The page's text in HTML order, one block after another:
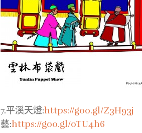
7.平溪天燈:https://goo.gl/Z3H93j
藝:https://goo.gl/0TU4h6